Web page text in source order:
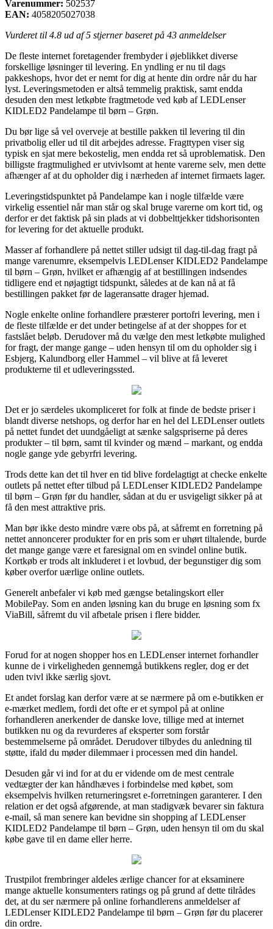
Varenummer: 502537
EAN: 4058205027038
Vurderet til 4.8 ud af 5 stjerner baseret på 43 anmeldelser
De fleste internet foretagender frembyder i øjeblikket diverse
forskellige løsninger til levering. En yndling er nu til dags
pakkeshops, hvor det er nemt for dig at hente din ordre når du har
lyst. Leveringsmetoden er altså temmelig praktisk, samt endda
desuden den mest letkøbte fragtmetode ved køb af LEDLenser
KIDLED2 Pandelampe til børn – Grøn.
Du bør lige så vel overveje at bestille pakken til levering til din
privatbolig eller ud til dit arbejdes adresse. Fragttypen viser sig
typisk en sjat mere bekostelig, men endda ret så uproblematisk. Den
billigste fragtmulighed er utvivlsomt at hente varerne selv, men dette
afhænger af at du opholder dig i nærheden af internet firmaets lager.
Leveringstidspunktet på Pandelampe kan i nogle tilfælde være
virkelig essentiel når man står og skal bruge varerne om kort tid, og
derfor er det faktisk på sin plads at vi dobbelttjekker tidshorisonten
for levering for det aktuelle produkt.
Masser af forhandlere på nettet stiller udsigt til dag-til-dag fragt på
mange varenumre, eksempelvis LEDLenser KIDLED2 Pandelampe
til børn – Grøn, hvilket er afhængig af at bestillingen indsendes
tidligere end et nøjagtigt tidspunkt, således at de kan nå at få
bestillingen pakket før de lageransatte drager hjemad.
Nogle enkelte online forhandlere præsterer portofri levering, men i
de fleste tilfælde er det under betingelse af at der shoppes for et
fastslået beløb. Derudover må du vælge den mest letkøbte mulighed
for fragt, der mange gange – uden hensyn til om du opholder sig i
Esbjerg, Kalundborg eller Hammel – vil blive at få leveret
produkterne til et udleveringssted.
Det er jo særdeles ukompliceret for folk at finde de bedste priser i
blandt diverse netshops, og derfor har en hel del LEDLenser outlets
på nettet fundet det uundgåeligt at sænke salgspriserne på deres
produkter – til børn, samt til kvinder og mænd – markant, og endda
nogle gange yde gebyrfri levering.
Trods dette kan det til hver en tid blive fordelagtigt at checke enkelte
outlets på nettet efter tilbud på LEDLenser KIDLED2 Pandelampe
til børn – Grøn før du handler, sådan at du er usvigeligt sikker på at
få den mest attraktive pris.
Man bør ikke desto mindre være obs på, at såfremt en forretning på
nettet annoncerer produkter for en pris som er uhørt tiltalende, burde
det mange gange være et faresignal om en svindel online butik.
Kortkøb er trods alt inkluderet i et lovbud, der begunstiger dig som
køber overfor uærlige online outlets.
Generelt anbefaler vi køb med gængse betalingskort eller
MobilePay. Som en anden løsning kan du bruge en løsning som fx
ViaBill, såfremt du vil afbetale prisen i flere bidder.
Forud for at nogen shopper hos en LEDLenser internet forhandler
kunne de i virkeligheden gennemgå butikkens regler, dog er det
uden tvivl ikke særlig sjovt.
Et andet forslag kan derfor være at se nærmere på om e-butikken er
e-mærket medlem, fordi det ofte er et sympol på at online
forhandleren anerkender de danske love, tillige med at internet
butikken nu og da revurderes af eksperter som forstår
bestemmelserne på området. Derudover tilbydes du anledning til
støtte, ifald du møder dilemmaer i processen med din handel.
Desuden går vi ind for at du er vidende om de mest centrale
vedtægter der kan håndhæves i forbindelse med købet, som
eksempelvis hvilken returneringsret e-forretningen garanterer. I den
relation er det også afgørende, at man stadigvæk bevarer sin faktura
e-mail, så man senere kan bevidne sin shopping af LEDLenser
KIDLED2 Pandelampe til børn – Grøn, uden hensyn til om du skal
købe gave til en dame eller herre.
Trustpilot frembringer aldeles ærlige chancer for at eksaminere
mange aktuelle konsumenters ratings og på grund af dette tilrådes
det, at du ser nærmere på online forhandlerens anmeldelser af
LEDLenser KIDLED2 Pandelampe til børn – Grøn før du placerer
din ordre.